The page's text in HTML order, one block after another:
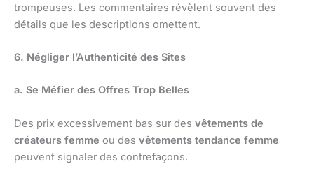
trompeuses. Les commentaires révèlent souvent des
détails que les descriptions omettent.
6. Négliger l’Authenticité des Sites
a. Se Méfier des Offres Trop Belles
Des prix excessivement bas sur des vêtements de
créateurs femme ou des vêtements tendance femme
peuvent signaler des contrefaçons.